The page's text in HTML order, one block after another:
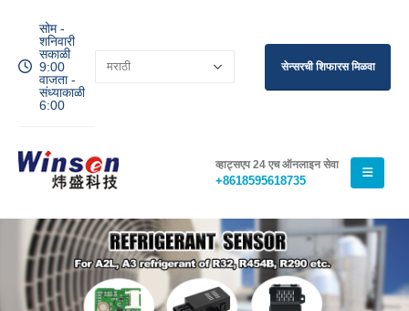
सोम -
शनिवारी
सकाळी
9:00
वाजता -
संध्याकाळी
6:00
सेन्सरची शिफारस मिळवा
व्हाट्सएप 24 एच ऑनलाइन सेवा
+8618595618735